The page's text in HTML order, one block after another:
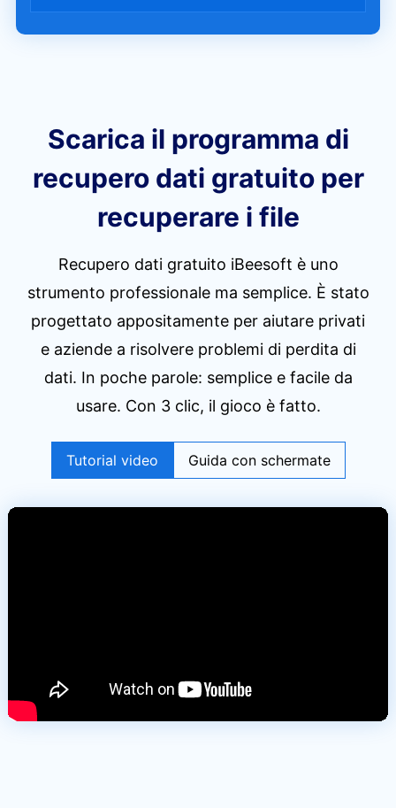
Scarica il programma di
recupero dati gratuito per
recuperare i file
Recupero dati gratuito iBeesoft è uno
strumento professionale ma semplice. È stato
progettato appositamente per aiutare privati
e aziende a risolvere problemi di perdita di
dati. In poche parole: semplice e facile da
usare. Con 3 clic, il gioco è fatto.
Tutorial video Guida con schermate